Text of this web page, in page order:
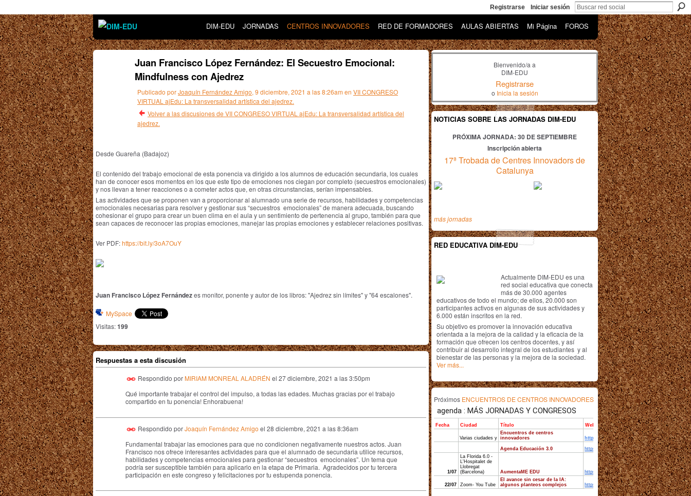
Registrarse Iniciar sesión
DIM-EDU JORNADAS CENTROS INNOVADORES RED DE FORMADORES AULAS ABIERTAS Mi Página FOROS
Juan Francisco López Fernández: El Secuestro Emocional:
Mindfulness con Ajedrez
Publicado porJoaquín Fernández Amigo, 9 diciembre, 2021 a las 8:26am en VII CONGRESO
VIRTUAL ajEdu: La transversalidad artística del ajedrez.
Volver a las discusiones de VII CONGRESO VIRTUAL ajEdu: La transversalidad artística del
ajedrez.
Desde Guareña (Badajoz)
El contenido del trabajo emocional de esta ponencia va dirigido a los alumnos de educación secundaria, los cuales
han de conocer esos momentos en los que este tipo de emociones nos ciegan por completo (secuestros emocionales)
y nos llevan a tener reacciones o a cometer actos que, en otras circunstancias, serían impensables.
Las actividades que se proponen van a proporcionar al alumnado una serie de recursos, habilidades y competencias
emocionales necesarias para resolver y gestionar sus “secuestros emocionales” de manera adecuada, buscando
cohesionar el grupo para crear un buen clima en el aula y un sentimiento de pertenencia al grupo, también para que
sean capaces de reconocer las propias emociones, manejar las propias emociones y establecer relaciones positivas.
Ver PDF:https://bit.ly/3oA7OuY
Juan Francisco López Fernándezesmonitor, ponente y autor de los libros: "Ajedrez sin límites" y "64 escalones".
MySpace
Visitas:199
Respuestas a esta discusión
Respondido por MIRIAM MONREAL ALADRÉN el 27 diciembre, 2021 a las 3:50pm
Qué importante trabajar el control del impulso, a todas las edades. Muchas gracias por el trabajo
compartido en tu ponencia! Enhorabuena!
Respondido porJoaquín Fernández Amigo el 28 diciembre, 2021 a las 8:36am
Fundamental trabajar las emociones para que no condicionen negativamente nuestros actos. Juan
Francisco nos ofrece interesantesactividades para que el alumnado de secundaria utilice recursos,
habilidades y competencias emocionales para gestionar “secuestros emocionales”. Un tema que
podría ser susceptible también para aplicarlo en la etapa de Primaria. Agradecidos por tu tercera
participación en este congreso y felicitaciones por tu estupenda ponencia.
Bienvenido/a a
DIM-EDU
Registrarse
o Inicia la sesión
NOTICIAS SOBRE LAS JORNADAS DIM-EDU
PRÓXIMA JORNADA: 30 DE SEPTIEMBRE
Inscripción abierta
17ª Trobada de Centres Innovadors de
Catalunya
más jornadas
RED EDUCATIVA DIM-EDU
Actualmente DIM-EDU es una
red social educativa que conecta
más de 30.000 agentes
educativos de todo el mundo; de ellos, 20.000 son
participantes activos en algunas de sus actividades y
6.000 están inscritos en la red.
Su objetivo es promover la innovación educativa
orientada a la mejora de la calidad y la eficacia de la
formación que ofrecen los centros docentes, y así
contribuir al desarrollo integral de los estudiantes y al
bienestar de las personas y la mejora de la sociedad.
Ver más...
Próximos ENCUENTROS DE CENTROS INNOVADORES